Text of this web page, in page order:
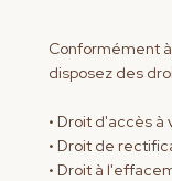
Conformément
disposez des
• Droit d'accès à
• Droit de
• Droit à